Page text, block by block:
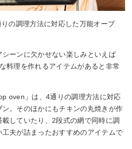
の調理方法に対応した万能オーブ
ーンに欠かせない楽しみといえば
料理を作れるアイテムがあると非常
oven」は、4通りの調理方法に対応
ン。そのほかにもチキンの丸焼きが作
していたり、2段式の網で同時に調
夫が詰まったおすすめのアイテムで